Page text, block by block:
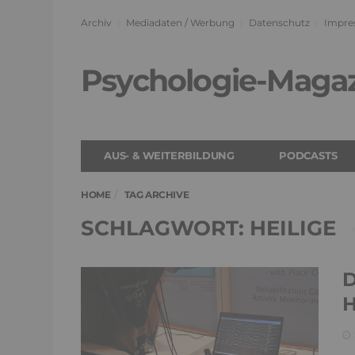
Archiv Mediadaten / Werbung Datenschutz
Psychologie-
AUS- & WEITERBILDUNG PODCASTS
HOME TAG ARCHIVE
SCHLAGWORT: HEILIGE